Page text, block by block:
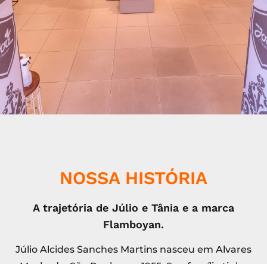
NOSSA HISTÓRIA
A trajetória de Júlio e Tânia e a marca
Flamboyan.
Júlio Alcides Sanches Martins nasceu em Alvares